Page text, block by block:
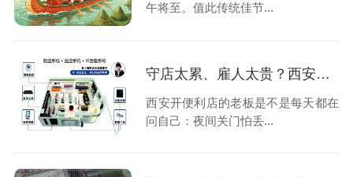
午将至。值此传统佳节...
守店太累、雇人太贵？西安便利店老板选择安装24小时云智售系统解决问题
西安开便利店的老板是不是每天都在
问自己：夜间关门怕丢...